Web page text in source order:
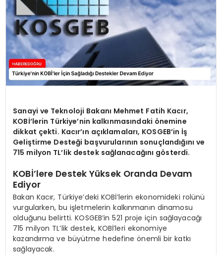
MAGAZİN
SAĞLIK
YAŞAM
Sanayi ve Teknoloji Bakanı Mehmet Fatih Kacır,
KOBİ’lerin Türkiye’nin kalkınmasındaki önemine
dikkat çekti. Kacır’ın açıklamaları, KOSGEB’in İş
Geliştirme Desteği başvurularının sonuçlandığını ve
715 milyon TL’lik destek sağlanacağını gösterdi.
KOBİ’lere Destek Yüksek Oranda Devam
Ediyor
Bakan Kacır, Türkiye’deki KOBİ’lerin ekonomideki rolünü
vurgularken, bu işletmelerin kalkınmanın dinamosu
olduğunu belirtti. KOSGEB’in 521 proje için sağlayacağı
715 milyon TL’lik destek, KOBİ’leri ekonomiye
kazandırma ve büyütme hedefine önemli bir katkı
sağlayacak.